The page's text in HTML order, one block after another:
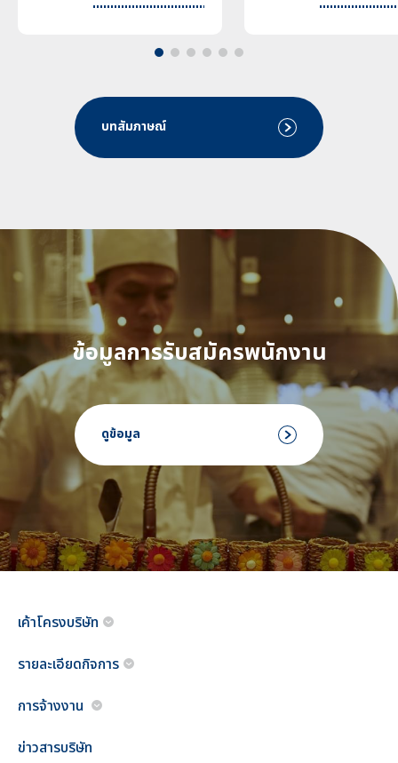
บทสัมภาษณ์
ข้อมูลการรับสมัครพนักงาน
ดูข้อมูล
เค้าโครงบริษัท
รายละเอียดกิจการ
การจ้างงาน
ข่าวสารบริษัท